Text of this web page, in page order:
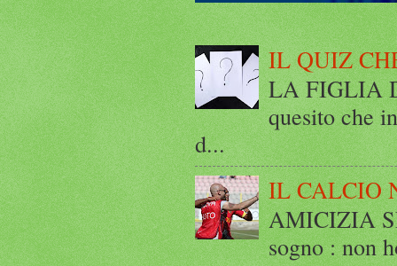
IL QUIZ
LA FIGLIA
quesito che
d...
IL CALCIO
AMICIZIA
sogno : non